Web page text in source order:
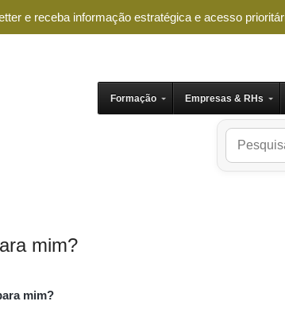
Formação Empresas & RHs
mim?
mim?
e receba informação estratégica e acesso